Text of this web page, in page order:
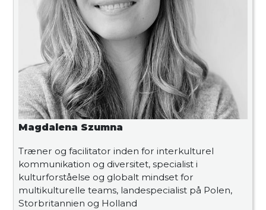
Magdalena Szumna
Træner og facilitator inden for interkulturel
kommunikation og diversitet, specialist i
kulturforståelse og globalt mindset for
multikulturelle teams, landespecialist på Polen,
Storbritannien og Holland